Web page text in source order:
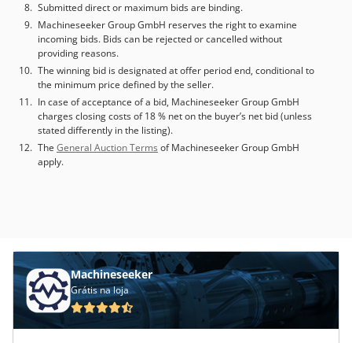
Submitted direct or maximum bids are binding.
Machineseeker Group GmbH reserves the right to examine
incoming bids. Bids can be rejected or cancelled without
providing reasons.
The winning bid is designated at offer period end, conditional to
the minimum price defined by the seller.
In case of acceptance of a bid, Machineseeker Group GmbH
charges closing costs of 18 % net on the buyer’s net bid (unless
stated differently in the listing).
The General Auction Terms of Machineseeker Group GmbH
apply.
Machineseeker
Grátis na loja